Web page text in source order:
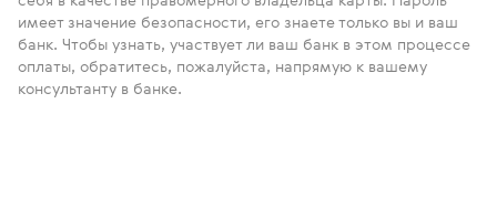
имеет значение безопасности, его знаете только вы и ваш
банк. Чтобы узнать, участвует ли ваш банк в этом процессе
оплаты, обратитесь, пожалуйста, напрямую к вашему
консультанту в банке.